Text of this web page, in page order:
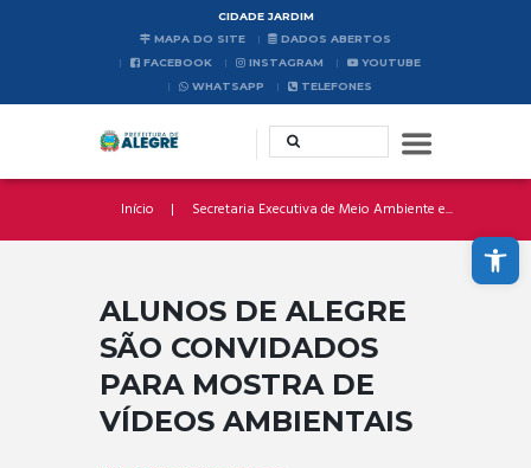
Abrir a barra de ferramentas
CIDADE JARDIM
MAPA DO SITE
DADOS ABERTOS
FACEBOOK
INSTAGRAM
YOUTUBE
WHATSAPP
TELEFONES
Início Secretaria Executiva de Meio Ambiente e...
ALUNOS DE ALEGRE
SÃO CONVIDADOS
PARA MOSTRA DE
VÍDEOS AMBIENTAIS